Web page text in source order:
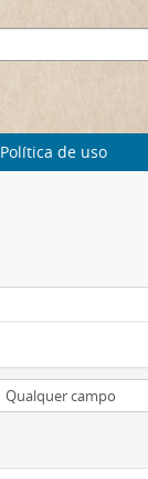
Política de uso